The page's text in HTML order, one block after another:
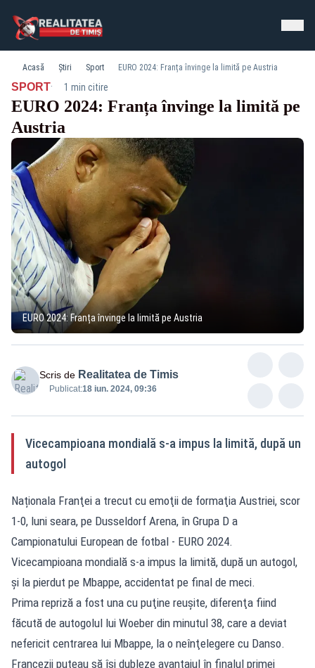
Acasă Știri Sport EURO 2024: Franța învinge la limită pe Austria
SPORT· 1 min citire
EURO 2024: Franța învinge la limită pe
Austria
EURO 2024: Franța învinge la limită pe Austria
Scris de Realitatea de Timis
Publicat:18 iun. 2024, 09:36
Vicecampioana mondială s-a impus la limită, după un
autogol
Naționala Franţei a trecut cu emoţii de formaţia Austriei, scor
1-0, luni seara, pe Dusseldorf Arena, în Grupa D a
Campionatului European de fotbal - EURO 2024.
Vicecampioana mondială s-a impus la limită, după un autogol,
și la pierdut pe Mbappe, accidentat pe final de meci.
Prima repriză a fost una cu puţine reuşite, diferenţa fiind
făcută de autogolul lui Woeber din minutul 38, care a deviat
nefericit centrarea lui Mbappe, la o neînţelegere cu Danso.
Francezii puteau să îşi dubleze avantajul în finalul primei